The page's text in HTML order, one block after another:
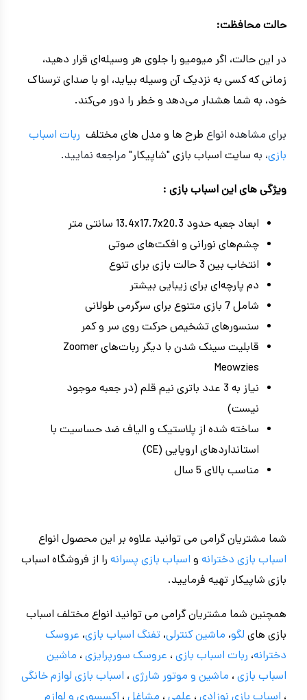
حالت محافظت:
در این حالت، اگر میومیو را جلوی هر وسیله‌ای قرار دهید،
زمانی که کسی به نزدیک آن وسیله بیاید، او با صدای ترسناک
خود، به شما هشدار می‌دهد و خطر را دور می‌کند.
برای مشاهده انواع طرح ها و مدل های مختلف ربات اسباب
بازی، به سایت اسباب بازی "شاپیکار" مراجعه نمایید.
ویژگی های این اسباب بازی :
ابعاد جعبه حدود 13.4x17.7x20.3 سانتی متر
چشم‌های نورانی و افکت‌های صوتی
انتخاب بین 3 حالت بازی برای تنوع
دم پارچه‌ای برای زیبایی بیشتر
شامل 7 بازی متنوع برای سرگرمی طولانی
سنسورهای تشخیص حرکت روی سر و کمر
قابلیت سینک شدن با دیگر ربات‌های Zoomer
Meowzies
نیاز به 3 عدد باتری نیم قلم (در جعبه موجود
نیست)
ساخته شده از پلاستیک و الیاف ضد حساسیت با
استانداردهای اروپایی (CE)
مناسب بالای 5 سال
شما مشتریان گرامی می توانید علاوه بر این محصول انواع
اسباب بازی دخترانه و اسباب بازی پسرانه را از فروشگاه اسباب
بازی شاپیکار تهیه فرمایید.
همچنین شما مشتریان گرامی می توانید انواع مختلف اسباب
بازی های لگو، ماشین کنترلی، تفنگ اسباب بازی، عروسک
دخترانه، ربات اسباب بازی ، عروسک سورپرایزی ، ماشین
اسباب بازی ، ماشین و موتور شارژی ، اسباب بازی لوازم خانگی